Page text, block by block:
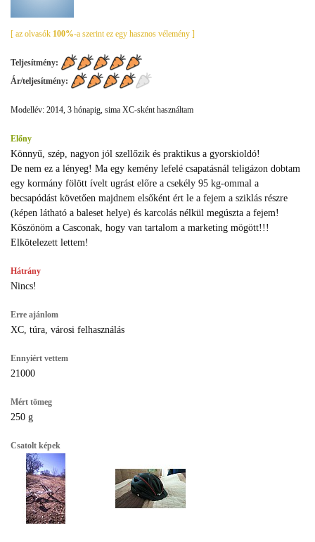
[ az olvasók 100%-a szerint ez egy hasznos vélemény ]
Teljesítmény:
Ár/teljesítmény:
Modellév: 2014, 3 hónapig, sima XC-sként használtam
Előny
Könnyű, szép, nagyon jól szellőzik és praktikus a gyorskioldó!
De nem ez a lényeg! Ma egy kemény lefelé csapatásnál teligázon dobtam
egy kormány fölött ívelt ugrást előre a csekély 95 kg-ommal a
becsapódást követően majdnem elsőként ért le a fejem a sziklás részre
(képen látható a baleset helye) és karcolás nélkül megúszta a fejem!
Köszönöm a Casconak, hogy van tartalom a marketing mögött!!!
Elkötelezett lettem!
Hátrány
Nincs!
Erre ajánlom
XC, túra, városi felhasználás
Ennyiért vettem
21000
Mért tömeg
250 g
Csatolt képek